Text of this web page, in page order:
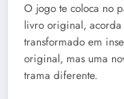
O jogo te coloca no
livro original,
transformado em
original, mas uma
trama diferente.